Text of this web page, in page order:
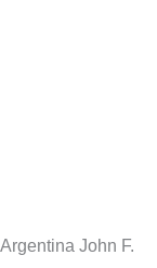
John F.